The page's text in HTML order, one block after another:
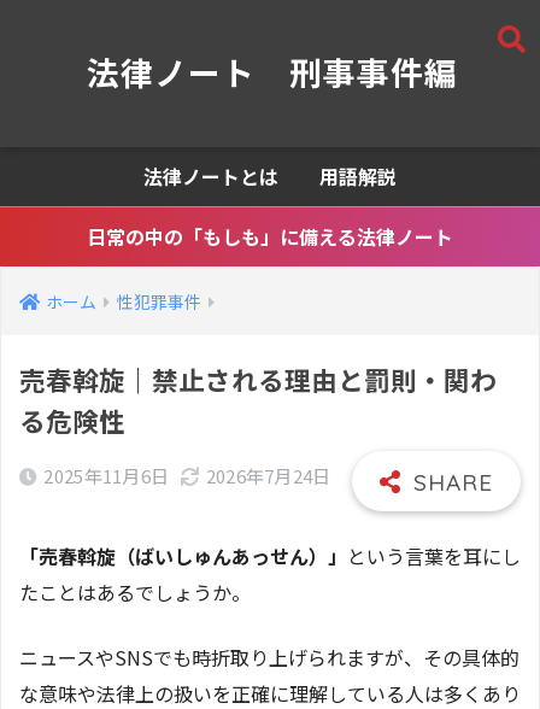
法律ノート 刑事事件編
法律ノートとは 用語解説
日常の中の「もしも」に備える法律ノート
ホーム 性犯罪事件
売春斡旋｜禁止される理由と罰則・関わ
る危険性
2025年11月6日 2026年7月24日
「売春斡旋（ばいしゅんあっせん）」 という言葉を耳にし
たことはあるでしょうか。
ニュースやSNSでも時折取り上げられますが、その具体的
な意味や法律上の扱いを正確に理解している人は多くあり